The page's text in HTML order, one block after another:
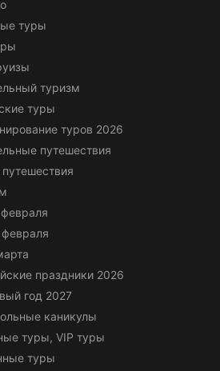
туры
туризм
туры
туров 2026
путешествия
праздники 2026
год 2027
каникулы
туры, VIP туры
туры